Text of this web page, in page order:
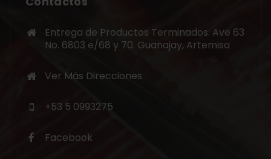
Entrega de Productos Terminados: Ave 63
No. 6803 e/68 y 70. Guanajay, Artemisa
Ver Más Direcciones
+53 5 0993275
Facebook